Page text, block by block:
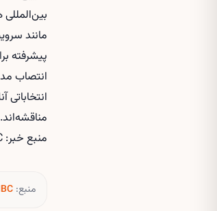
مانند
پیشرفته
انتصاب
مناقشه‌اند.
منبع خبر: CNBC
منبع: